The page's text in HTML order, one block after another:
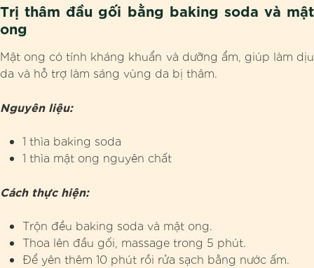
Trị thâm đầu gối bằng baking soda và mật
ong
Mật ong có tính kháng khuẩn và dưỡng ẩm, giúp làm dịu
da và hỗ trợ làm sáng vùng da bị thâm.
Nguyên liệu:
1 thìa baking soda
1 thìa mật ong nguyên chất
Cách thực hiện:
Trộn đều baking soda và mật ong.
Thoa lên đầu gối, massage trong 5 phút.
Để yên thêm 10 phút rồi rửa sạch bằng nước ấm.